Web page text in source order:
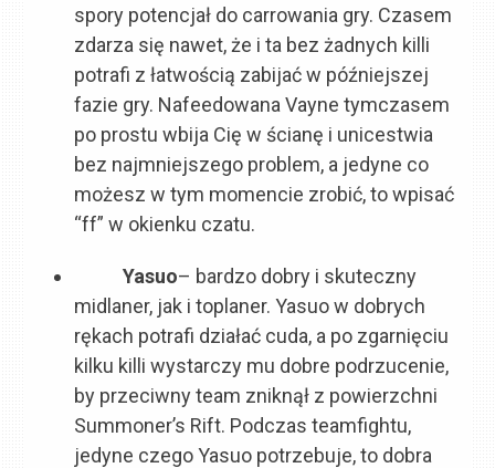
spory potencjał do carrowania gry. Czasem
zdarza się nawet, że i ta bez żadnych killi
potrafi z łatwością zabijać w późniejszej
fazie gry. Nafeedowana Vayne tymczasem
po prostu wbija Cię w ścianę i unicestwia
bez najmniejszego problem, a jedyne co
możesz w tym momencie zrobić, to wpisać
“ff” w okienku czatu.
Yasuo– bardzo dobry i skuteczny
midlaner, jak i toplaner. Yasuo w dobrych
rękach potrafi działać cuda, a po zgarnięciu
kilku killi wystarczy mu dobre podrzucenie,
by przeciwny team zniknął z powierzchni
Summoner’s Rift. Podczas teamfightu,
jedyne czego Yasuo potrzebuje, to dobra